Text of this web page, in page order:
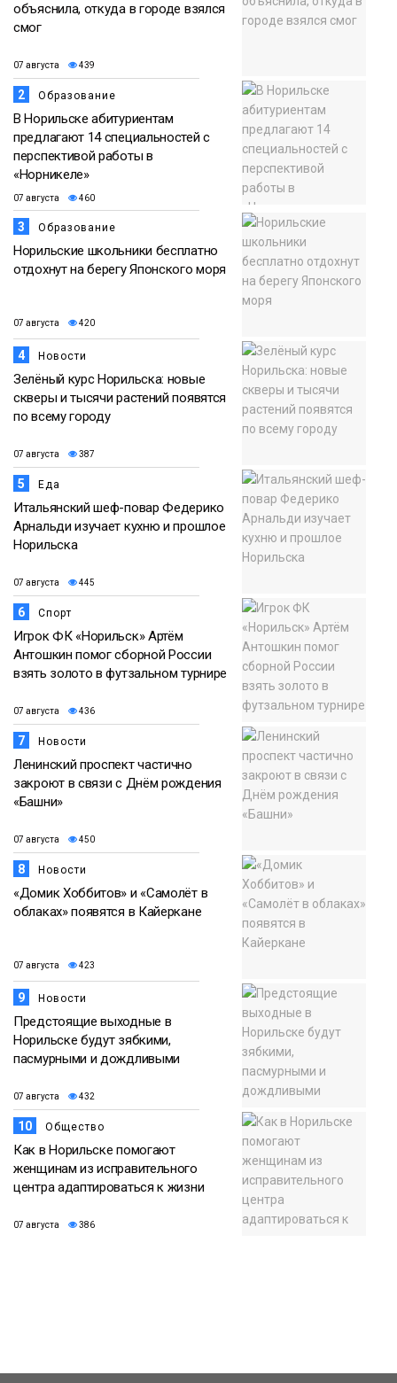
объяснила, откуда в городе взялся
смог
07 августа 439
2 Образование
В Норильске абитуриентам
предлагают 14 специальностей с
перспективой работы в
«Норникеле»
07 августа 460
3 Образование
Норильские школьники бесплатно
отдохнут на берегу Японского моря
07 августа 420
4 Новости
Зелёный курс Норильска: новые
скверы и тысячи растений появятся
по всему городу
07 августа 387
5 Еда
Итальянский шеф-повар Федерико
Арнальди изучает кухню и прошлое
Норильска
07 августа 445
6 Спорт
Игрок ФК «Норильск» Артём
Антошкин помог сборной России
взять золото в футзальном турнире
07 августа 436
7 Новости
Ленинский проспект частично
закроют в связи с Днём рождения
«Башни»
07 августа 450
8 Новости
«Домик Хоббитов» и «Самолёт в
облаках» появятся в Кайеркане
07 августа 423
9 Новости
Предстоящие выходные в
Норильске будут зябкими,
пасмурными и дождливыми
07 августа 432
10 Общество
Как в Норильске помогают
женщинам из исправительного
центра адаптироваться к жизни
07 августа 386